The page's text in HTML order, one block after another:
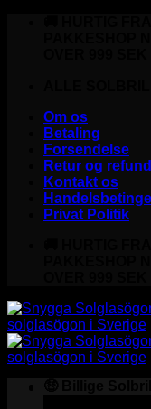
Om os
Betaling
Forsendelse
Retur og
Kontakt os
Privat Politik